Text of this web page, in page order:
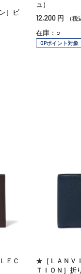
］ビ
ュ）
12,200 円 （税
在庫：○
OPポイント対象
ＥＣ
★［ＬＡＮＶ
ＴＩＯＮ］折